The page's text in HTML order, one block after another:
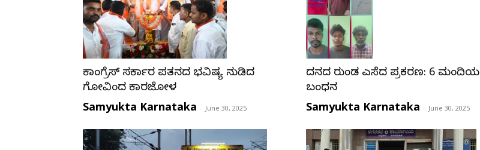
ಕಾಂಗ್ರೆಸ್ ಸರ್ಕಾರ ಪತನದ ಭವಿಷ್ಯ ನುಡಿದ
ಗೋವಿಂದ ಕಾರಜೋಳ
Samyukta Karnataka - June 30, 2025
ದನದ ರುಂಡ ಎಸೆದ ಪ್ರಕರಣ: 6 ಮಂದಿಯ
ಬಂಧನ
Samyukta Karnataka - June 30, 2025